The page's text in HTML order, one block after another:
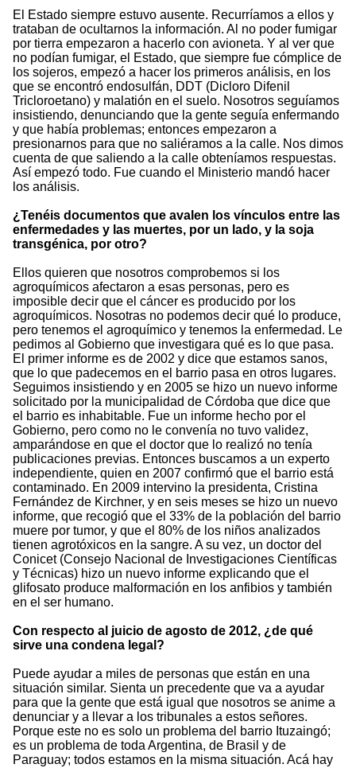
El Estado siempre estuvo ausente. Recurríamos a ellos y
trataban de ocultarnos la información. Al no poder fumigar
por tierra empezaron a hacerlo con avioneta. Y al ver que
no podían fumigar, el Estado, que siempre fue cómplice de
los sojeros, empezó a hacer los primeros análisis, en los
que se encontró endosulfán, DDT (Dicloro Difenil
Tricloroetano) y malatión en el suelo. Nosotros seguíamos
insistiendo, denunciando que la gente seguía enfermando
y que había problemas; entonces empezaron a
presionarnos para que no saliéramos a la calle. Nos dimos
cuenta de que saliendo a la calle obteníamos respuestas.
Así empezó todo. Fue cuando el Ministerio mandó hacer
los análisis.
¿Tenéis documentos que avalen los vínculos entre las
enfermedades y las muertes, por un lado, y la soja
transgénica, por otro?
Ellos quieren que nosotros comprobemos si los
agroquímicos afectaron a esas personas, pero es
imposible decir que el cáncer es producido por los
agroquímicos. Nosotras no podemos decir qué lo produce,
pero tenemos el agroquímico y tenemos la enfermedad. Le
pedimos al Gobierno que investigara qué es lo que pasa.
El primer informe es de 2002 y dice que estamos sanos,
que lo que padecemos en el barrio pasa en otros lugares.
Seguimos insistiendo y en 2005 se hizo un nuevo informe
solicitado por la municipalidad de Córdoba que dice que
el barrio es inhabitable. Fue un informe hecho por el
Gobierno, pero como no le convenía no tuvo validez,
amparándose en que el doctor que lo realizó no tenía
publicaciones previas. Entonces buscamos a un experto
independiente, quien en 2007 confirmó que el barrio está
contaminado. En 2009 intervino la presidenta, Cristina
Fernández de Kirchner, y en seis meses se hizo un nuevo
informe, que recogió que el 33% de la población del barrio
muere por tumor, y que el 80% de los niños analizados
tienen agrotóxicos en la sangre. A su vez, un doctor del
Conicet (Consejo Nacional de Investigaciones Científicas
y Técnicas) hizo un nuevo informe explicando que el
glifosato produce malformación en los anfibios y también
en el ser humano.
Con respecto al juicio de agosto de 2012, ¿de qué
sirve una condena legal?
Puede ayudar a miles de personas que están en una
situación similar. Sienta un precedente que va a ayudar
para que la gente que está igual que nosotros se anime a
denunciar y a llevar a los tribunales a estos señores.
Porque este no es solo un problema del barrio Ituzaingó;
es un problema de toda Argentina, de Brasil y de
Paraguay; todos estamos en la misma situación. Acá hay